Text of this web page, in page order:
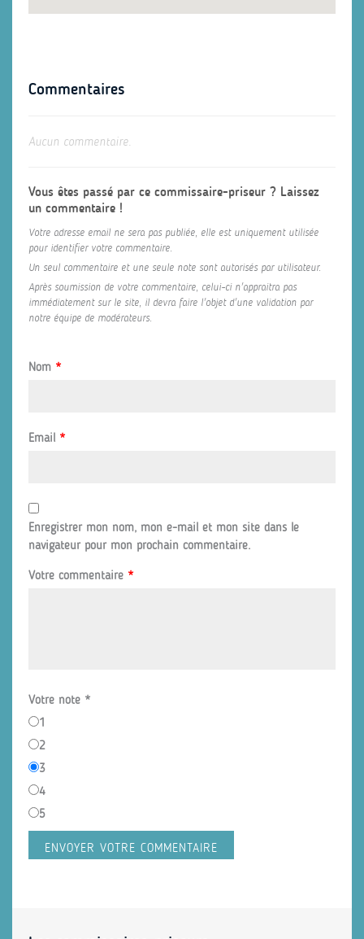
Commentaires
Aucun commentaire.
Vous êtes passé par ce commissaire-priseur ? Laissez
un commentaire !
Votre adresse email ne sera pas publiée, elle est uniquement utilisée
pour identifier votre commentaire.
Un seul commentaire et une seule note sont autorisés par utilisateur.
Après soumission de votre commentaire, celui-ci n'appraitra pas
immédiatement sur le site, il devra faire l'objet d'une validation par
notre équipe de modérateurs.
Nom *
Email *
Enregistrer mon nom, mon e-mail et mon site dans le
navigateur pour mon prochain commentaire.
Votre commentaire *
Votre note *
1
2
3
4
5